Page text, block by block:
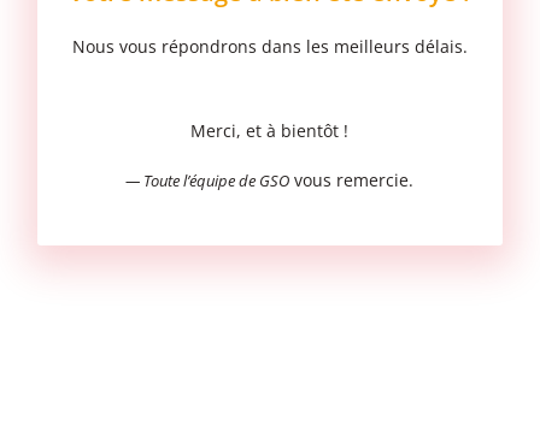
Nous vous répondrons dans les meilleurs délais.
Merci, et à bientôt !
— Toute l’équipe de GSO vous remercie.